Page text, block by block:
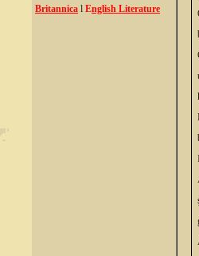
Britannica l English Literature